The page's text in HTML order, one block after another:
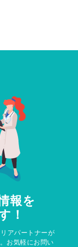
報を
！
アパートナーが
お気軽にお問い